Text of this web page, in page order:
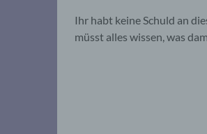
Ihr habt keine Schuld an
müsst alles wissen, was